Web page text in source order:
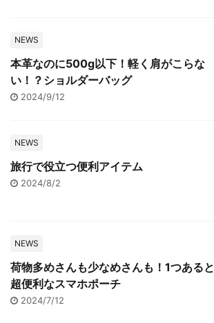
NEWS
本革なのに500g以下！軽く肩がこらな
い！？ショルダーバッグ
2024/9/12
NEWS
旅行で役立つ便利アイテム
2024/8/2
NEWS
荷物多めさんも少なめさんも！1つあると
超便利なスマホポーチ
2024/7/12